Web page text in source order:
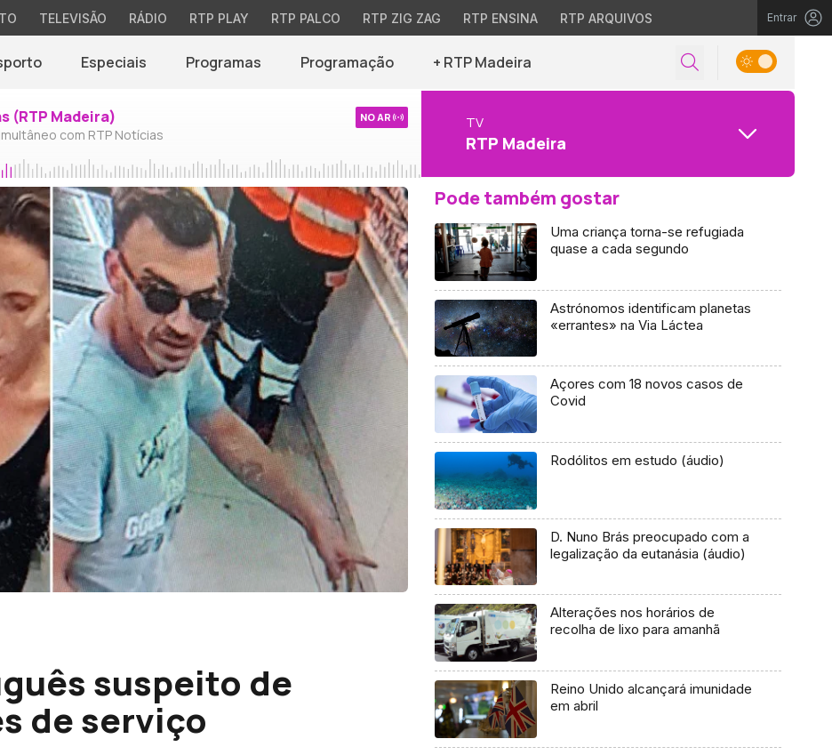
TELEVISÃO RÁDIO RTP PLAY RTP PALCO RTP ZIG ZAG RTP ENSINA RTP ARQUIVOS Entrar
Especiais Programas Programação + RTP Madeira
(RTP Madeira)
com RTP Notícias
NO AR TV
RTP Madeira
suspeito de
de serviço
Pode também gostar
Uma criança torna-se refugiada
quase a cada segundo
Astrónomos identificam planetas
«errantes» na Via Láctea
Açores com 18 novos casos de
Covid
Rodólitos em estudo (áudio)
D. Nuno Brás preocupado com a
legalização da eutanásia (áudio)
Alterações nos horários de
recolha de lixo para amanhã
Reino Unido alcançará imunidade
em abril